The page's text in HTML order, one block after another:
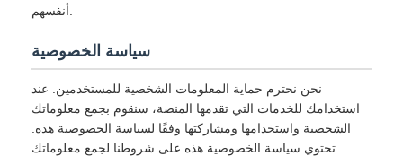
سياسة الخصوصية
نحن نحترم حماية المعلومات الشخصية للمستخدمين. عند
استخدامك للخدمات التي تقدمها المنصة، سنقوم بجمع معلوماتك
الشخصية واستخدامها ومشاركتها وفقًا لسياسة الخصوصية هذه.
تحتوي سياسة الخصوصية هذه على شروطنا لجمع معلوماتك